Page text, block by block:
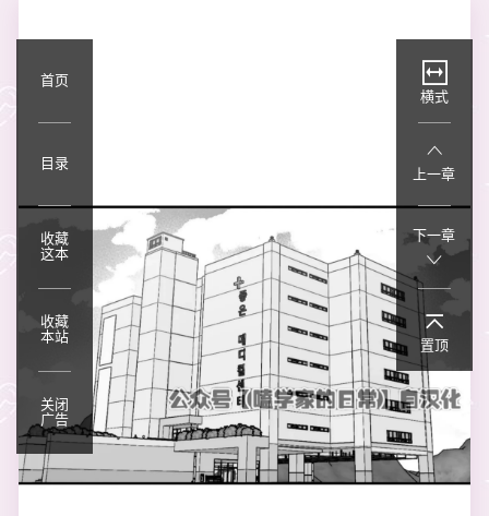
首页
目录
收藏
这本
收藏
本站
关闭
广告
横式
上一章
下一章
置顶